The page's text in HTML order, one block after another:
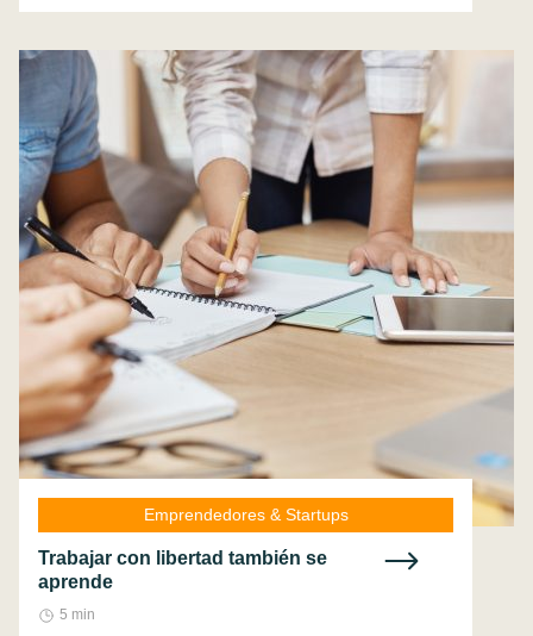
Emprendedores & Startups
Trabajar con libertad también se
aprende
5 min